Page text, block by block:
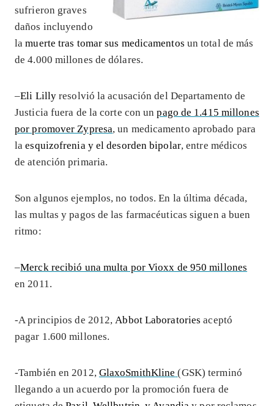
sufrieron graves
daños incluyendo
lamuerte tras tomar sus medicamentos un total de más
de 4.000 millones de dólares.
–Eli Lilly resolvió la acusación del Departamento de
Justicia fuera de la corte con unpago de 1.415 millones
por promover Zypresa, un medicamento aprobado para
laesquizofrenia y el desorden bipolar, entre médicos
de atención primaria.
Son algunos ejemplos, no todos. En la última década,
las multas y pagos de las farmacéuticas siguen a buen
ritmo:
–Merck recibió una multa por Vioxx de 950 millones
en 2011.
-A principios de 2012, Abbot Laboratories aceptó
pagar 1.600 millones.
-También en 2012, GlaxoSmithKline (GSK) terminó
llegando a un acuerdo por la promoción fuera de